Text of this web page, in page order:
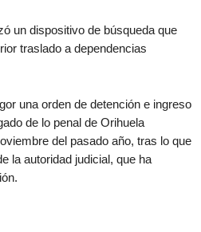
un dispositivo de búsqueda que
traslado a dependencias
una orden de detención e ingreso
de lo penal de Orihuela
del pasado año, tras lo que
la autoridad judicial, que ha